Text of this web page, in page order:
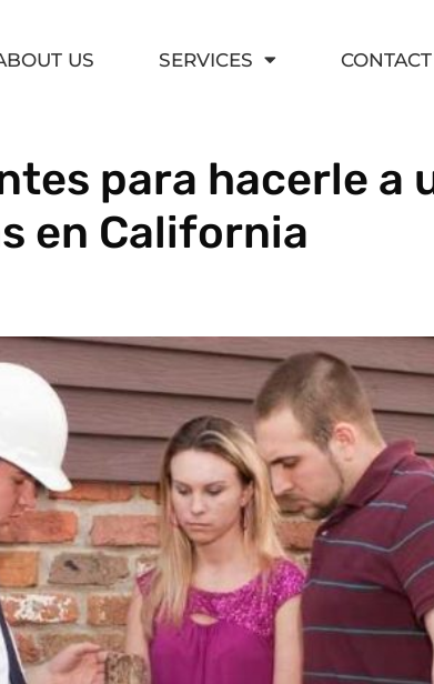
US SERVICES
para hacerle a
en California